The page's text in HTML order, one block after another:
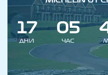
17
ДНИ
05
ЧАС